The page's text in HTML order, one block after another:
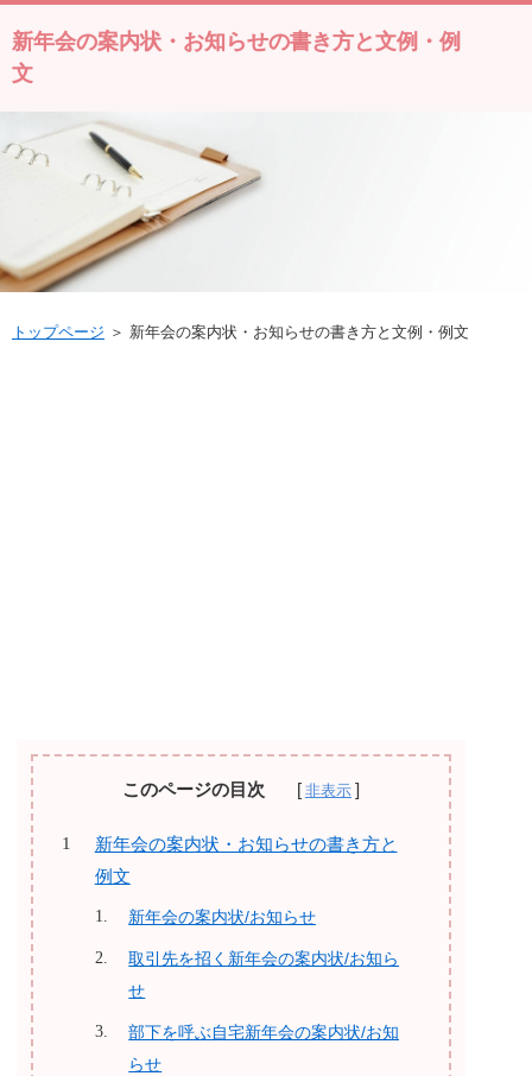
新年会の案内状・お知らせの書き方と文例・例
文
トップページ ＞ 新年会の案内状・お知らせの書き方と文例・例文
このページの目次
新年会の案内状・お知らせの書き方と
例文
新年会の案内状/お知らせ
取引先を招く新年会の案内状/お知ら
せ
部下を呼ぶ自宅新年会の案内状/お知
らせ